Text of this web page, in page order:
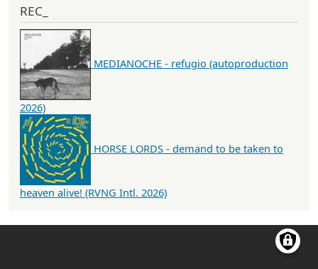
REC_
MEDIANOCHE - refugio (autoproduction
2026)
HORSE LORDS - demand to be taken to
heaven alive! (RVNG Intl. 2026)